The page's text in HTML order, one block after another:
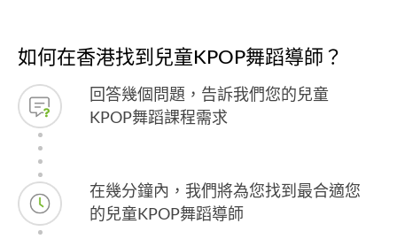
如何在香港找到兒童KPOP舞蹈導師？
回答幾個問題，告訴我們您的兒童
KPOP舞蹈課程需求
在幾分鐘內，我們將為您找到最合適您
的兒童KPOP舞蹈導師